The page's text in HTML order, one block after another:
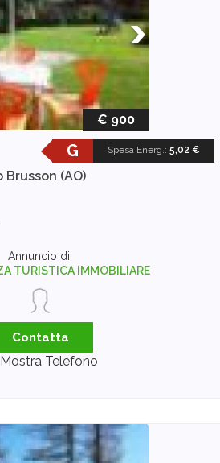
€ 900
Spesa Energ.: 5,02 €
G
Brusson (AO)
Annuncio di:
TURISTICA IMMOBILIARE
Contatta
Mostra Telefono